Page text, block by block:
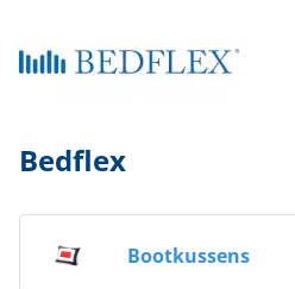
Bedflex
Bootkussens